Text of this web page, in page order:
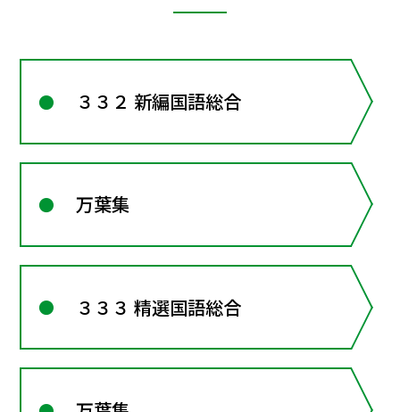
３３２ 新編国語総合
万葉集
３３３ 精選国語総合